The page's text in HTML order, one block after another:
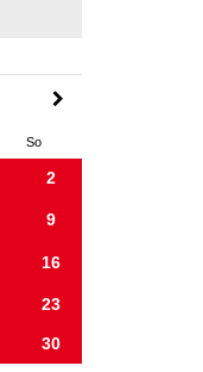
So
2
9
16
23
30